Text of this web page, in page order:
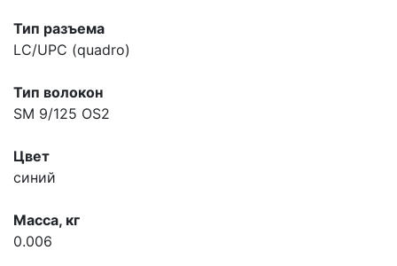
Тип разъема
LC/UPC (quadro)
Тип волокон
SM 9/125 OS2
Цвет
синий
Масса, кг
0.006